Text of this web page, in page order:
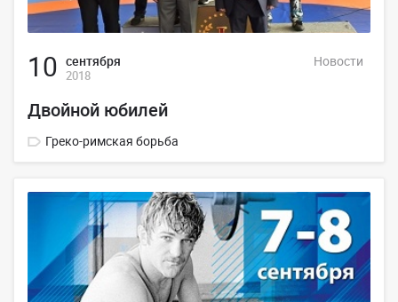
10 сентября
2018
Новости
Двойной юбилей
Греко-римская борьба